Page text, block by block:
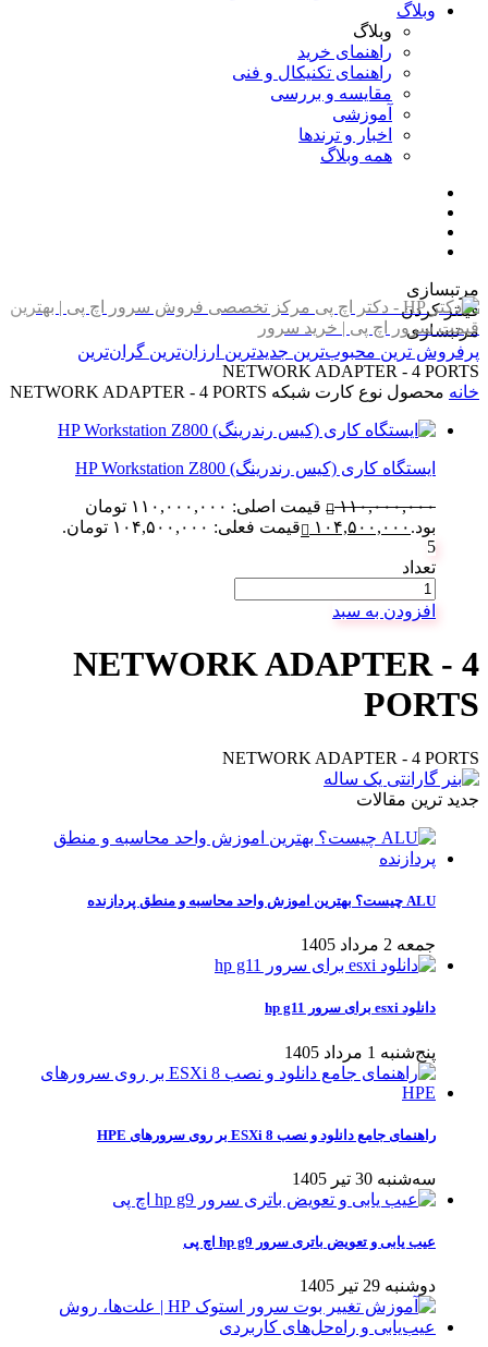
وبلاگ
وبلاگ
راهنمای خرید
راهنمای تکنیکال و فنی
مقایسه و بررسی
آموزشی
اخبار و ترندها
همه وبلاگ
مرتبسازی
فیلتر کردن
مرتبسازی
پرفروش ترین محبوب‌ترین جدیدترین ارزان‌ترین گران‌ترین
NETWORK ADAPTER - 4 PORTS
خانه محصول نوع کارت شبکه NETWORK ADAPTER - 4 PORTS
ایستگاه کاری (کیس رندرینگ) HP Workstation Z800
۱۱۰,۰۰۰,۰۰۰
قیمت اصلی: ۱۱۰,۰۰۰,۰۰۰ تومان
بود. ۱۰۴,۵۰۰,۰۰۰
قیمت فعلی: ۱۰۴,۵۰۰,۰۰۰ تومان.
5
تعداد
افزودن به سبد
NETWORK ADAPTER - 4
PORTS
NETWORK ADAPTER - 4 PORTS
جدید ترین مقالات
ALU چیست؟ بهترین اموزش واحد محاسبه و منطق پردازنده
جمعه 2 مرداد 1405
دانلود esxi برای سرور hp g11
پنج‌شنبه 1 مرداد 1405
راهنمای جامع دانلود و نصب ESXi 8 بر روی سرورهای HPE
سه‌شنبه 30 تیر 1405
عیب یابی و تعویض باتری سرور hp g9 اچ پی
دوشنبه 29 تیر 1405